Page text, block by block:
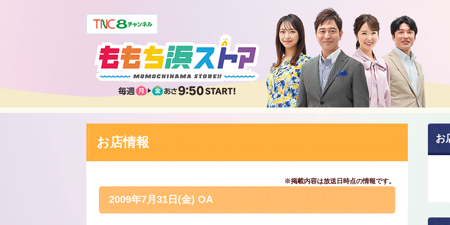
お店情報
※掲載内容は放送日時点の情報です。
2009年7月31日(金) OA
お